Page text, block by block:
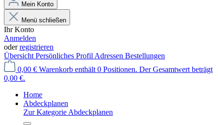
Mein Konto
Menü schließen
Ihr Konto
Anmelden
oderregistrieren
Übersicht Persönliches Profil Adressen Bestellungen
0,00 € Warenkorb enthält 0 Positionen. Der Gesamtwert beträgt
0,00 €.
Home
Abdeckplanen
Zur Kategorie Abdeckplanen